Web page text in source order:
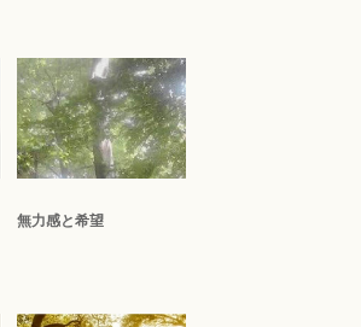
無力感と希望